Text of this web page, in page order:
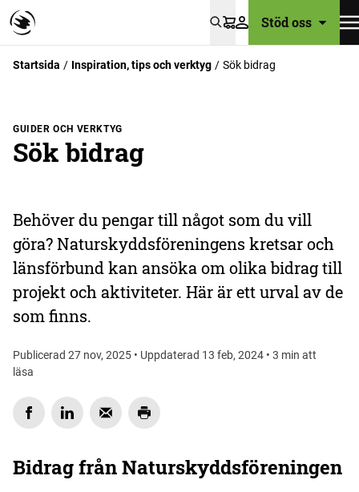
VarukorgStöd oss
Startsida Inspiration, tips och verktyg Sök bidrag
GUIDER OCH VERKTYG
Sök bidrag
Behöver du pengar till något som du vill
göra? Naturskyddsföreningens kretsar och
länsförbund kan ansöka om olika bidrag till
projekt och aktiviteter. Här är ett urval av de
som finns.
Publicerad 27 nov, 2025 • Uppdaterad 13 feb, 2024 • 3 min att
läsa
Bidrag från Naturskyddsföreningen